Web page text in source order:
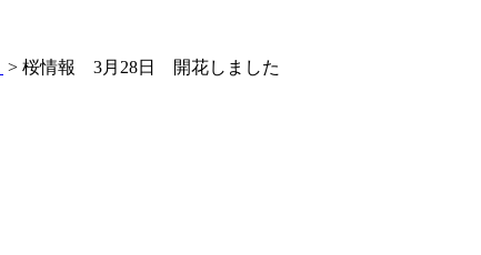
> 桜情報 3月28日 開花しました